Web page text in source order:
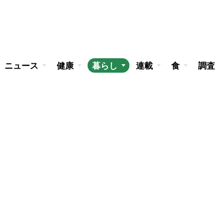
ニュース 健康 暮らし 連載 食 調査